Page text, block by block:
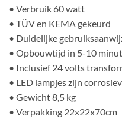
• Verbruik 60 watt
• TÜV en KEMA gekeurd
• Duidelijke
• Opbouwtijd in 5-10
• Inclusief 24 volts
• LED lampjes zijn
• Gewicht 8,5 kg
• Verpakking 22x22x70cm